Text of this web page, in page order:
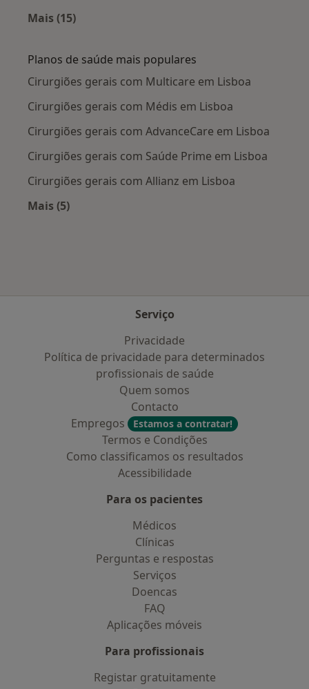
Mais (15)
Planos de saúde mais populares
Cirurgiões gerais com Multicare em Lisboa
Cirurgiões gerais com Médis em Lisboa
Cirurgiões gerais com AdvanceCare em Lisboa
Cirurgiões gerais com Saúde Prime em Lisboa
Cirurgiões gerais com Allianz em Lisboa
Mais (5)
Serviço
Privacidade
Política de privacidade para determinados
profissionais de saúde
Quem somos
Contacto
Empregos
Estamos a contratar!
Termos e Condições
Como classificamos os resultados
Acessibilidade
Para os pacientes
Médicos
Clínicas
Perguntas e respostas
Serviços
Doencas
FAQ
Aplicações móveis
Para profissionais
Registar gratuitamente